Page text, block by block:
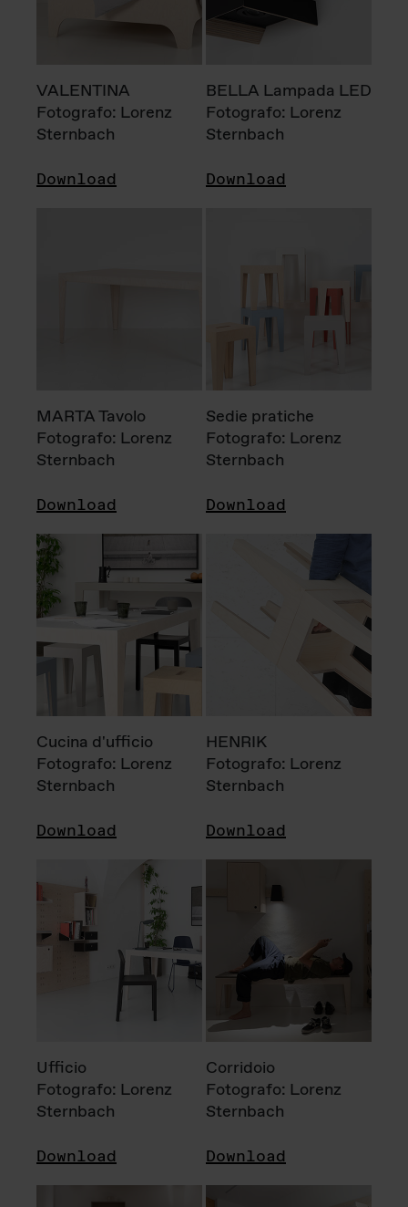
VALENTINA
Fotografo: Lorenz
Sternbach
Download
BELLA Lampada LED
Fotografo: Lorenz
Sternbach
Download
MARTA Tavolo
Fotografo: Lorenz
Sternbach
Download
Sedie pratiche
Fotografo: Lorenz
Sternbach
Download
Cucina d'ufficio
Fotografo: Lorenz
Sternbach
Download
HENRIK
Fotografo: Lorenz
Sternbach
Download
Ufficio
Fotografo: Lorenz
Sternbach
Download
Corridoio
Fotografo: Lorenz
Sternbach
Download